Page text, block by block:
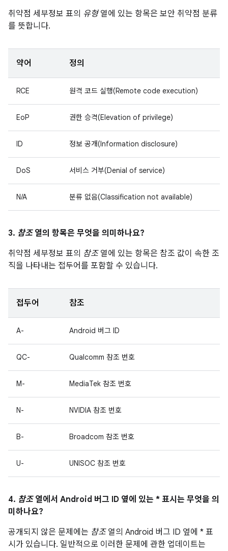
취약점 세부정보 표의 유형열에 있는 항목은 보안 취약점 분류
를 뜻합니다.
약어 정의
RCE 원격 코드 실행(Remote code execution)
EoP 권한 승격(Elevation of privilege)
ID 정보 공개(Information disclosure)
DoS 서비스 거부(Denial of service)
N/A 분류 없음(Classification not available)
3. 참조열의 항목은 무엇을 의미하나요?
취약점 세부정보 표의 참조열에 있는 항목은 참조 값이 속한 조
직을 나타내는 접두어를 포함할 수 있습니다.
접두어 참조
A- Android 버그 ID
QC- Qualcomm 참조 번호
M- MediaTek 참조 번호
N- NVIDIA 참조 번호
B- Broadcom 참조 번호
U- UNISOC 참조 번호
4. 참조열에서 Android 버그 ID 옆에 있는 * 표시는 무엇을 의
미하나요?
공개되지 않은 문제에는 참조열의 Android 버그 ID 옆에 * 표
시가 있습니다. 일반적으로 이러한 문제에 관한 업데이트는